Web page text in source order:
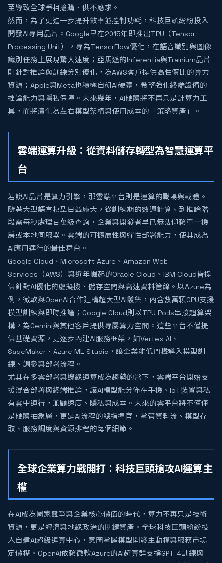
至導致全球爭相搶購、供不應求。
然而，為了更進一步提升效率並控制功耗，科技巨頭紛紛投入
開發AI專用晶片。Google早在2015年即推出TPU（Tensor
Processing Unit），專為TensorFlow優化，在語音識別與圖像
識別任務上展現驚人速度；亞馬遜的Inferentia與Trainium晶片
則針對推論與訓練分別優化，為AWS客戶提供高性價比的算力
資源；Apple與Meta也積極自研AI硬體，希望強化終端設備的
推論能力與隱私保障。未來幾年，AI硬體將不再只是計算力工
具，而將演化為左右模型架構與使用成本的「策略資產」。
雲端運算升級：從資料儲存轉型為智慧運算平
台
若說AI晶片是算力引擎，那雲端平台則是運算的戰場與載體。
隨著大型語言模型日益龐大，從訓練期的數週計算、到推論階
段需每秒處理百萬級查詢，企業與開發者早已無法仰賴單一機
房或本地伺服器。雲端的可擴展性與彈性部署能力，使其成為
AI應用運行的最佳舞台。
Google Cloud、Microsoft Azure、Amazon Web
Services（AWS）與近年崛起的Oracle Cloud、IBM Cloud皆提
供針對AI優化的虛擬機、儲存空間與高速資料管線。以Azure為
例，微軟與OpenAI合作建構超大型AI叢集，內含數萬顆GPU支援
模型訓練與即時推論；Google Cloud則以TPU Pods串接超算架
構，為Gemini與其他客戶提供專屬算力空間。這些平台不僅提
供基礎資源，更逐步內建AI服務框架，如Vertex AI、
SageMaker、Azure ML Studio，讓企業能低門檻導入模型訓
練、調參與部署流程。
尤其在多雲部署與邊緣運算成為趨勢的當下，雲端平台開始支
援混合部署與終端推論，讓AI模型能分佈在手機、IoT裝置與私
有雲中運行，兼顧速度、隱私與成本。未來的雲平台將不僅僅
是硬體抽象層，更是AI流程的總指揮官，掌管資料流、模型存
取、服務調度與資源排程的每個細節。
全球企業算力戰開打：科技巨頭搶攻AI運算主
權
在AI成為國家競爭與企業核心價值的時代，算力不再只是技術
資源，更是經濟與地緣政治的關鍵資產。全球科技巨頭紛紛投
入自建AI超級運算中心，意圖掌握模型開發主動權與服務市場
定價權。OpenAI依賴微軟Azure的AI超算群支撐GPT-4訓練與